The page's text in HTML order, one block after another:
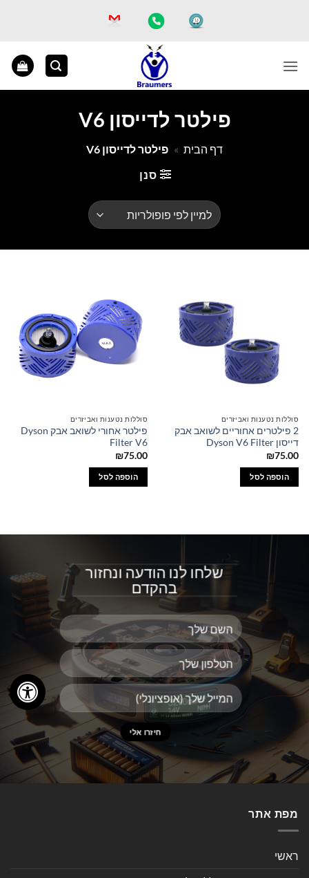
פילטר לדייסון V6
דף הבית » פילטר לדייסון V6
סנן
סוללות נטענות ואביזרים
2 פילטרים אחוריים לשואב אבק
דייסון Dyson V6 Filter
₪75.00
הוספה לסל
סוללות נטענות ואביזרים
פילטר אחורי לשואב אבק Dyson
Filter V6
₪75.00
הוספה לסל
שלחו לנו הודעה ונחזור
בהקדם
מפת אתר
ראשי